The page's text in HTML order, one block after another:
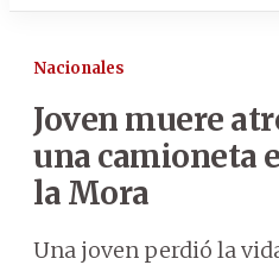
Nacionales
Joven muere
una camioneta
la Mora
Una joven perdió la